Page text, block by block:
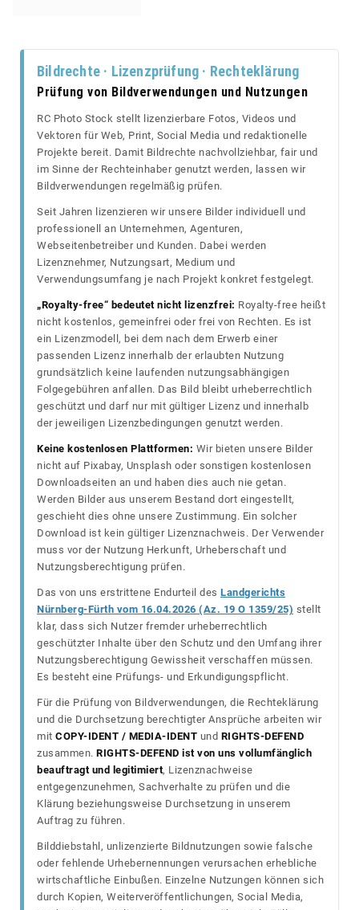
Bildrechte · Lizenzprüfung · Rechteklärung
Prüfung von Bildverwendungen und Nutzungen
RC Photo Stock stellt lizenzierbare Fotos, Videos und
Vektoren für Web, Print, Social Media und redaktionelle
Projekte bereit. Damit Bildrechte nachvollziehbar, fair und
im Sinne der Rechteinhaber genutzt werden, lassen wir
Bildverwendungen regelmäßig prüfen.
Seit Jahren lizenzieren wir unsere Bilder individuell und
professionell an Unternehmen, Agenturen,
Webseitenbetreiber und Kunden. Dabei werden
Lizenznehmer, Nutzungsart, Medium und
Verwendungsumfang je nach Projekt konkret festgelegt.
„Royalty-free“ bedeutet nicht lizenzfrei: Royalty-free heißt
nicht kostenlos, gemeinfrei oder frei von Rechten. Es ist
ein Lizenzmodell, bei dem nach dem Erwerb einer
passenden Lizenz innerhalb der erlaubten Nutzung
grundsätzlich keine laufenden nutzungsabhängigen
Folgegebühren anfallen. Das Bild bleibt urheberrechtlich
geschützt und darf nur mit gültiger Lizenz und innerhalb
der jeweiligen Lizenzbedingungen genutzt werden.
Keine kostenlosen Plattformen: Wir bieten unsere Bilder
nicht auf Pixabay, Unsplash oder sonstigen kostenlosen
Downloadseiten an und haben dies auch nie getan.
Werden Bilder aus unserem Bestand dort eingestellt,
geschieht dies ohne unsere Zustimmung. Ein solcher
Download ist kein gültiger Lizenznachweis. Der Verwender
muss vor der Nutzung Herkunft, Urheberschaft und
Nutzungsberechtigung prüfen.
Das von uns erstrittene Endurteil des Landgerichts
Nürnberg-Fürth vom 16.04.2026 (Az. 19 O 1359/25) stellt
klar, dass sich Nutzer fremder urheberrechtlich
geschützter Inhalte über den Schutz und den Umfang ihrer
Nutzungsberechtigung Gewissheit verschaffen müssen.
Es besteht eine Prüfungs- und Erkundigungspflicht.
Für die Prüfung von Bildverwendungen, die Rechteklärung
und die Durchsetzung berechtigter Ansprüche arbeiten wir
mit COPY-IDENT / MEDIA-IDENT und RIGHTS-DEFEND
zusammen. RIGHTS-DEFEND ist von uns vollumfänglich
beauftragt und legitimiert, Lizenznachweise
entgegenzunehmen, Sachverhalte zu prüfen und die
Klärung beziehungsweise Durchsetzung in unserem
Auftrag zu führen.
Bilddiebstahl, unlizenzierte Bildnutzungen sowie falsche
oder fehlende Urhebernennungen verursachen erhebliche
wirtschaftliche Einbußen. Einzelne Nutzungen können sich
durch Kopien, Weiterveröffentlichungen, Social Media,